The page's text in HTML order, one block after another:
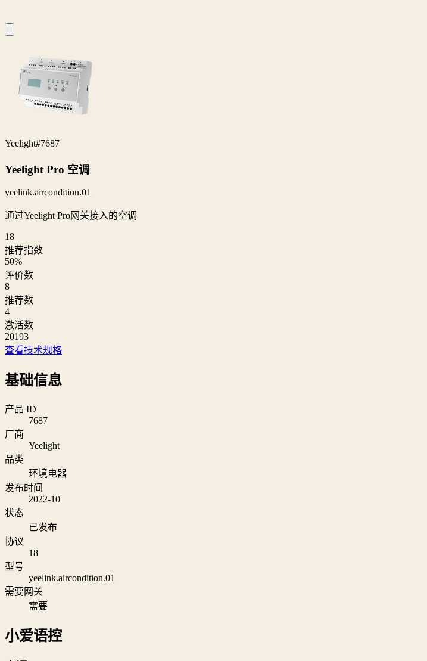
Yeelight#7687
Yeelight Pro 空调
yeelink.aircondition.01
通过Yeelight Pro网关接入的空调
18
推荐指数
50%
评价数
8
推荐数
4
激活数
20193
查看技术规格
基础信息
产品 ID
7687
厂商
Yeelight
品类
环境电器
发布时间
2022-10
状态
已发布
协议
18
型号
yeelink.aircondition.01
需要网关
需要
小爱语控